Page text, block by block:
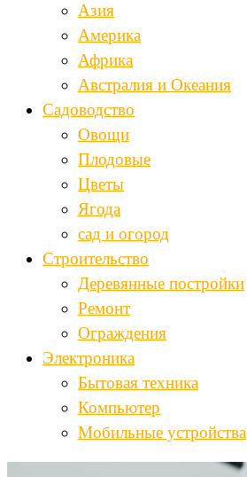
Азия
Америка
Африка
Австралия и Океания
Садоводство
Овощи
Плодовые
Цветы
Ягода
сад и огород
Строительство
Деревянные постройки
Ремонт
Ограждения
Электроника
Бытовая техника
Компьютер
Мобильные устройства